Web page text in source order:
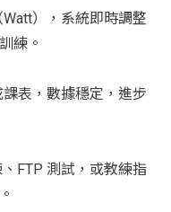
），系統即時調整
練。
表，數據穩定，進步
FTP 測試，或教練指